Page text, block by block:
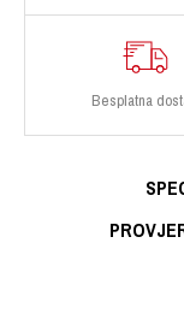
Besplatna